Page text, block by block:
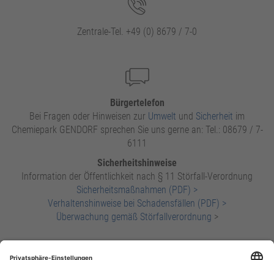
Zentrale-Tel. +49 (0) 8679 / 7-0
Bürgertelefon
Bei Fragen oder Hinweisen zur Umwelt und Sicherheit im
Chemiepark GENDORF sprechen Sie uns gerne an: Tel.: 08679 / 7-
6111
Sicherheitshinweise
Information der Öffentlichkeit nach § 11 Störfall-Verordnung
Sicherheitsmaßnahmen (PDF) >
Verhaltenshinweise bei Schadensfällen (PDF) >
Überwachung gemäß Störfallverordnung >